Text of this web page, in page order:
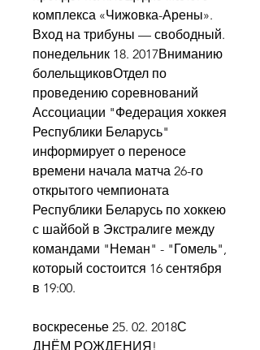
комплекса «Чижовка-Арены».
Вход на трибуны — свободный.
понедельник 18. 2017Вниманию
болельщиковОтдел по
проведению соревнований
Ассоциации "Федерация хоккея
Республики Беларусь"
информирует о переносе
времени начала матча 26-го
открытого чемпионата
Республики Беларусь по хоккею
с шайбой в Экстралиге между
командами "Неман" - "Гомель",
который состоится 16 сентября
в 19:00.
воскресенье 25. 02. 2018С
ДНЁМ РОЖДЕНИЯ!